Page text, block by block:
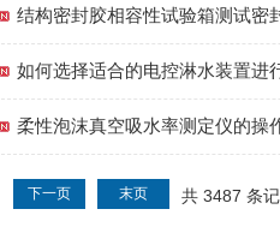
结构密封胶相容性试验箱测试密
如何选择适合的电控淋水装置进
柔性泡沫真空吸水率测定仪的操
共 3487 条
下一页 末页